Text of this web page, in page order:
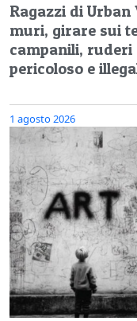
Ragazzi di
muri, girare sui
campanili, ruderi
pericoloso e
1 agosto 2026